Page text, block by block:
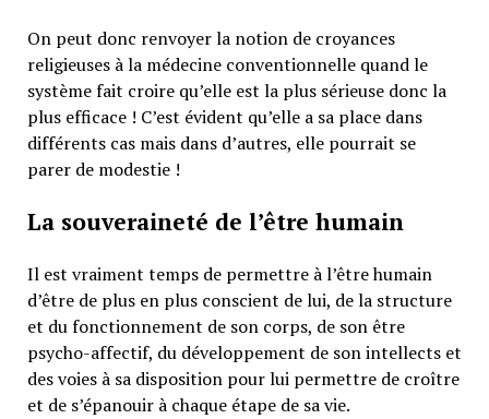
On peut donc renvoyer la notion de croyances
religieuses à la médecine conventionnelle quand le
système fait croire qu’elle est la plus sérieuse donc la
plus efficace ! C’est évident qu’elle a sa place dans
différents cas mais dans d’autres, elle pourrait se
parer de modestie !
La souveraineté de l’être humain
Il est vraiment temps de permettre à l’être humain
d’être de plus en plus conscient de lui, de la structure
et du fonctionnement de son corps, de son être
psycho-affectif, du développement de son intellects et
des voies à sa disposition pour lui permettre de croître
et de s’épanouir à chaque étape de sa vie.